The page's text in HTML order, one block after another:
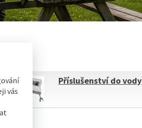
vás
Příslušenství do vody